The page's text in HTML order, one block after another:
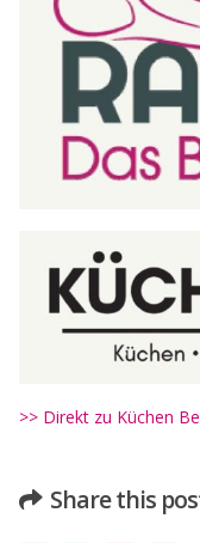
>> Direkt zu Küchen
Share this